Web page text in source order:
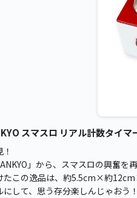
スマスロ リアル計数タイ
」から、スマスロの興奮を
たこの逸品は、約5.5cm×約
して、思う存分楽しんじゃおう！